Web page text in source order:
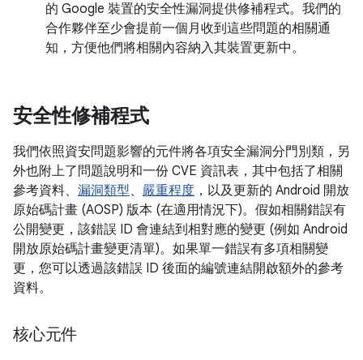
的 Google 裝置的安全性漏洞提供修補程式。我們的
合作夥伴至少會提前一個月收到這些問題的相關通
知，方便他們將相關內容納入其裝置更新中。
安全性修補程式
我們依照資安問題影響的元件將各項安全漏洞分門別類，另
外也附上了問題說明和一份 CVE 資訊表，其中包括了相關
參考資料、 漏洞類型、 嚴重程度 ，以及更新的 Android 開放
原始碼計畫 (AOSP) 版本 (在適用情況下)。假如相關錯誤有
公開變更，該錯誤 ID 會連結到相對應的變更 (例如 Android
開放原始碼計畫變更清單)。如果單一錯誤有多項相關變
更，您可以透過該錯誤 ID 後面的編號連結開啟額外的參考
資料。
核心元件